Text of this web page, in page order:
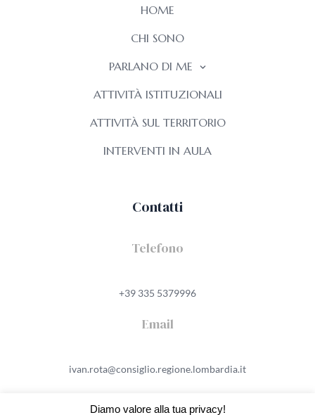
HOME
CHI SONO
PARLANO DI ME
ATTIVITÀ ISTITUZIONALI
ATTIVITÀ SUL TERRITORIO
INTERVENTI IN AULA
Contatti
Telefono
+39 335 5379996
Email
ivan.rota@consiglio.regione.lombardia.it
Diamo valore alla tua privacy!